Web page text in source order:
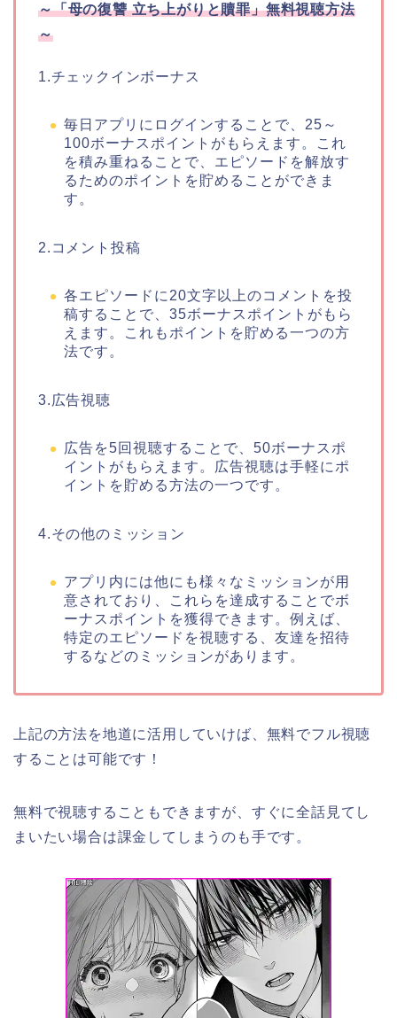
～「母の復讐 立ち上がりと贖罪」無料視聴方法
～
1.チェックインボーナス
毎日アプリにログインすることで、25～
100ボーナスポイントがもらえます。これ
を積み重ねることで、エピソードを解放す
るためのポイントを貯めることができま
す。
2.コメント投稿
各エピソードに20文字以上のコメントを投
稿することで、35ボーナスポイントがもら
えます。これもポイントを貯める一つの方
法です。
3.広告視聴
広告を5回視聴することで、50ボーナスポ
イントがもらえます。広告視聴は手軽にポ
イントを貯める方法の一つです。
4.その他のミッション
アプリ内には他にも様々なミッションが用
意されており、これらを達成することでボ
ーナスポイントを獲得できます。例えば、
特定のエピソードを視聴する、友達を招待
するなどのミッションがあります。
上記の方法を地道に活用していけば、無料でフル視聴
することは可能です！
無料で視聴することもできますが、すぐに全話見てし
まいたい場合は課金してしまうのも手です。